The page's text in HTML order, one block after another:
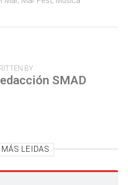
BY
SMAD
LEIDAS